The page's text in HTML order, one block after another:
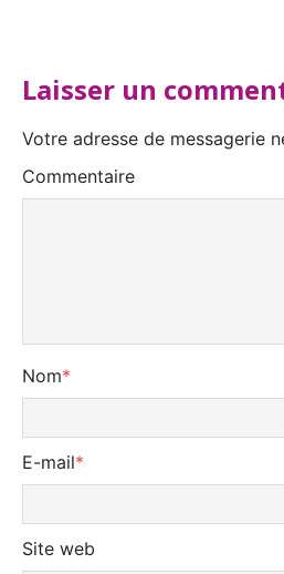
Laisser un
Votre adresse de messagerie
Commentaire
Nom*
E-mail*
Site web